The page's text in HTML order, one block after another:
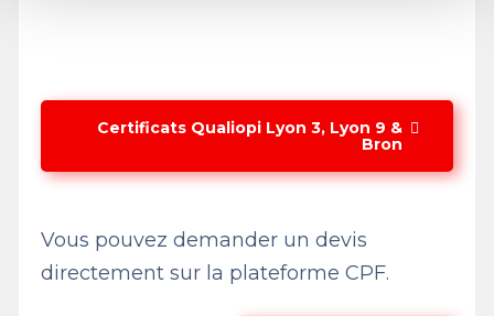
Certificats Qualiopi Lyon 3, Lyon 9 &
Bron
Vous pouvez demander un devis
directement sur la plateforme CPF.